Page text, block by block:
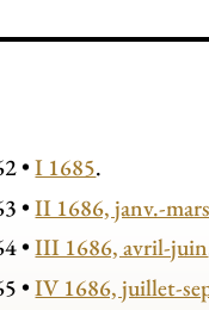
•I 1685.
•II 1686, janv.-mars
•III 1686, avril-juin
•IV 1686, juillet-